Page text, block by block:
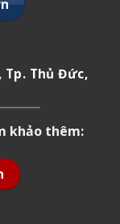
Tp. Thủ Đức,
khảo thêm: